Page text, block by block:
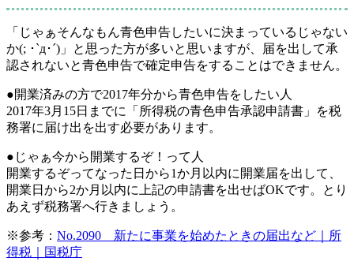
「じゃぁそんなもん青色申告したいに決まっているじゃない
か(; ･`д･´)」と思った方が多いと思いますが、届を出して承
認されないと青色申告で確定申告をすることはできません。
●開業済みの方で2017年分から青色申告をしたい人
2017年3月15日までに「所得税の青色申告承認申請書」を税
務署に届け出を出す必要があります。
●じゃぁ今から開業するぞ！って人
開業するぞってなった日から1か月以内に開業届を出して、
開業日から2か月以内に上記の申請書を出せばOKです。とり
あえず税務署へ行きましょう。
※参考： No.2090 新たに事業を始めたときの届出など｜所
得税｜国税庁